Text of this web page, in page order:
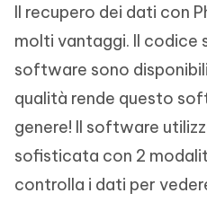
Il recupero dei dati con
molti vantaggi. Il codice
software sono
qualità rende questo
genere! Il software
sofisticata con 2
controlla i dati per